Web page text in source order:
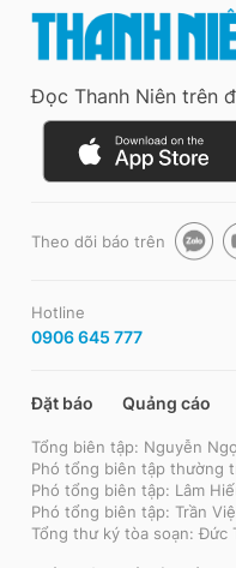
Đọc Thanh Niên trên
Theo dõi báo trên
Hotline
0906 645 777
Đặt báo Quảng cáo
Tổng biên tập: Nguyễn
Phó tổng biên tập thường
Phó tổng biên tập: Lâm
Phó tổng biên tập: Trần
Tổng thư ký tòa soạn: Đức